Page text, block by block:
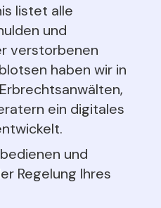
listet alle
und
verstorbenen
haben wir in
ein digitales
und
Regelung Ihres